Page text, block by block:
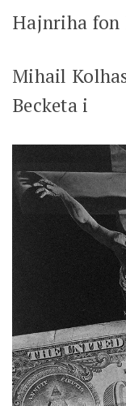
Hajnriha fon
Mihail
Becketa i